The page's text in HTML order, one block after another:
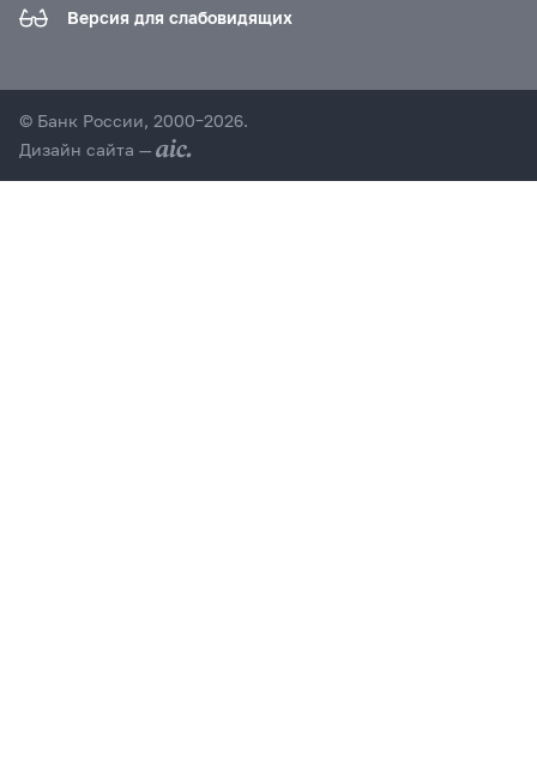
Версия для слабовидящих
© Банк России, 2000–2026.
Дизайн сайта —